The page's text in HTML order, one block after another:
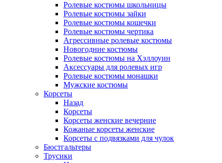
Ролевые костюмы школьницы
Ролевые костюмы зайки
Ролевые костюмы кошечки
Ролевые костюмы чертика
Агрессивные ролевые костюмы
Новогодние костюмы
Ролевые костюмы на Хэллоуин
Аксессуары для ролевых игр
Ролевые костюмы монашки
Мужские костюмы
Корсеты
Назад
Корсеты
Корсеты женские вечерние
Кожаные корсеты женские
Корсеты с подвязками для чулок
Бюстгальтеры
Трусики